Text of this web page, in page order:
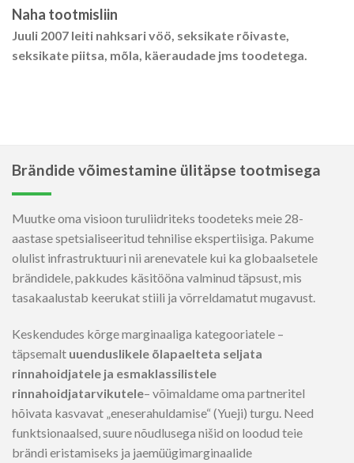
Naha tootmisliin
Juuli 2007 leiti nahksari vöö, seksikate rõivaste,
seksikate piitsa, mõla, käeraudade jms toodetega.
Brändide võimestamine ülitäpse tootmisega
Muutke oma visioon turuliidriteks toodeteks meie 28-
aastase spetsialiseeritud tehnilise ekspertiisiga. Pakume
olulist infrastruktuuri nii arenevatele kui ka globaalsetele
brändidele, pakkudes käsitööna valminud täpsust, mis
tasakaalustab keerukat stiili ja võrreldamatut mugavust.
Keskendudes kõrge marginaaliga kategooriatele –
täpsemalt uuenduslikele õlapaelteta seljata
rinnahoidjatele ja esmaklassilistele
rinnahoidjatarvikutele– võimaldame oma partneritel
hõivata kasvavat „eneserahuldamise“ (Yueji) turgu. Need
funktsionaalsed, suure nõudlusega nišid on loodud teie
brändi eristamiseks ja jaemüügimarginaalide